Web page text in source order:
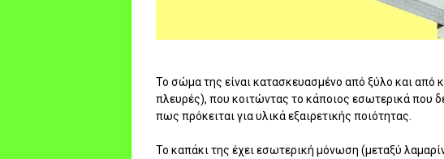
Το σώμα της είναι κατασκευασμένο από ξύλο και από
πλευρές), που κοιτώντας το κάποιος εσωτερικά που
πως πρόκειται για υλικά εξαιρετικής ποιότητας.
Το καπάκι της έχει εσωτερική μόνωση (μεταξύ